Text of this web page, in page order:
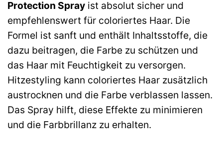
Protection Spray ist absolut sicher und
empfehlenswert für coloriertes Haar. Die
Formel ist sanft und enthält Inhaltsstoffe, die
dazu beitragen, die Farbe zu schützen und
das Haar mit Feuchtigkeit zu versorgen.
Hitzestyling kann coloriertes Haar zusätzlich
austrocknen und die Farbe verblassen lassen.
Das Spray hilft, diese Effekte zu minimieren
und die Farbbrillanz zu erhalten.